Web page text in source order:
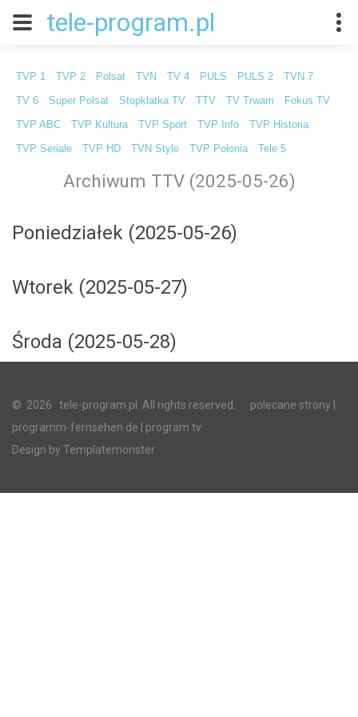
tele-program.pl
TVP 1 TVP 2 Polsat TVN TV 4 PULS PULS 2 TVN 7
TV 6 Super Polsat Stopklatka TV TTV TV Trwam Fokus TV
TVP ABC TVP Kultura TVP Sport TVP Info TVP Historia
TVP Seriale TVP HD TVN Style TVP Polonia Tele 5
Archiwum TTV (2025-05-26)
Poniedziałek (2025-05-26)
Wtorek (2025-05-27)
Środa (2025-05-28)
© 2026 tele-program.pl. All rights reserved. polecane strony
programm-fernsehen.de | program tv
Design by Templatemonster